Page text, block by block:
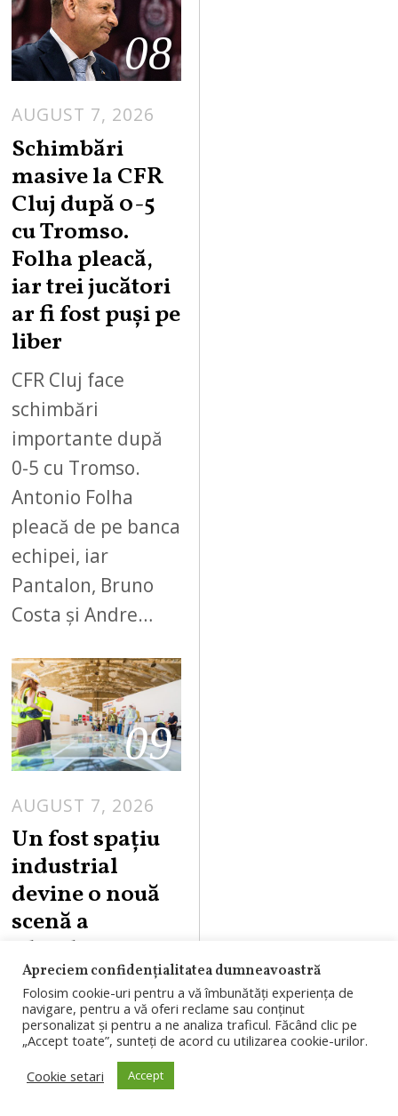
08
AUGUST 7, 2026
Schimbări
masive la CFR
Cluj după 0-5
cu Tromso.
Folha pleacă,
iar trei jucători
ar fi fost puși pe
liber
CFR Cluj face
schimbări
importante după
0-5 cu Tromso.
Antonio Folha
pleacă de pe banca
echipei, iar
Pantalon, Bruno
Costa și Andre…
09
AUGUST 7, 2026
Un fost spațiu
industrial
devine o nouă
scenă a
Clujului, prin
RIVUS,
investiția de
550 milioane de
euro în
reconversie
Apreciem confidențialitatea dumneavoastră
Folosim cookie-uri pentru a vă îmbunătăți experiența de
navigare, pentru a vă oferi reclame sau conținut
personalizat și pentru a ne analiza traficul. Făcând clic pe
„Accept toate”, sunteți de acord cu utilizarea cookie-urilor.
Cookie setari
Accept